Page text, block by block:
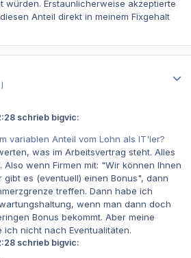
würden. Erstaunlicherweise akzeptierte
Anteil direkt in meinem Fixgehalt
j
schrieb bigvic:
variablen Anteil vom Lohn als IT'ler?
was im Arbeitsvertrag steht. Alles
wenn Firmen mit: "Wir können Ihnen
es (eventuell) einen Bonus", dann
treffen. Dann habe ich
wenn man dann doch
Bonus bekommt. Aber meine
nicht nach Eventualitäten.
schrieb bigvic: